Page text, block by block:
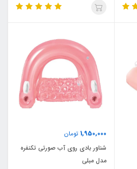
1,950,000 تومان
شناور بادی روی آب صورتی تکنفره
مدل مبلی